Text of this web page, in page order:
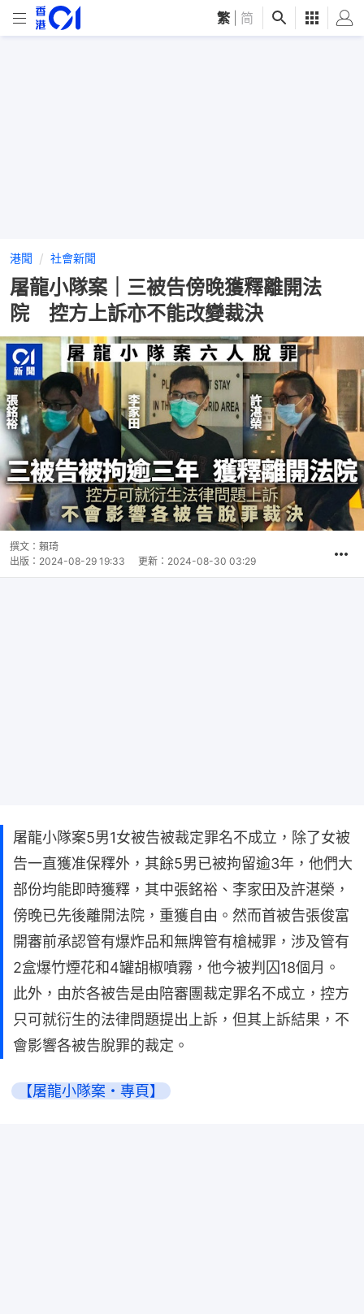
繁 简
港聞 社會新聞
屠龍小隊案｜三被告傍晚獲釋離開法
院 控方上訴亦不能改變裁決
撰文： 賴琦
出版： 2024-08-29 19:33 更新： 2024-08-30 03:29
屠龍小隊案5男1女被告被裁定罪名不成立，除了女被
告一直獲准保釋外，其餘5男已被拘留逾3年，他們大
部份均能即時獲釋，其中張銘裕、李家田及許湛榮，
傍晚已先後離開法院，重獲自由。然而首被告張俊富
開審前承認管有爆炸品和無牌管有槍械罪，涉及管有
2盒爆竹煙花和4罐胡椒噴霧，他今被判囚18個月。
此外，由於各被告是由陪審團裁定罪名不成立，控方
只可就衍生的法律問題提出上訴，但其上訴結果，不
會影響各被告脫罪的裁定。
【屠龍小隊案・專頁】